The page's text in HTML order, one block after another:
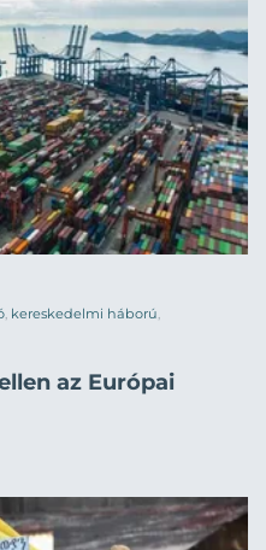
, kereskedelmi háború,
az Európai